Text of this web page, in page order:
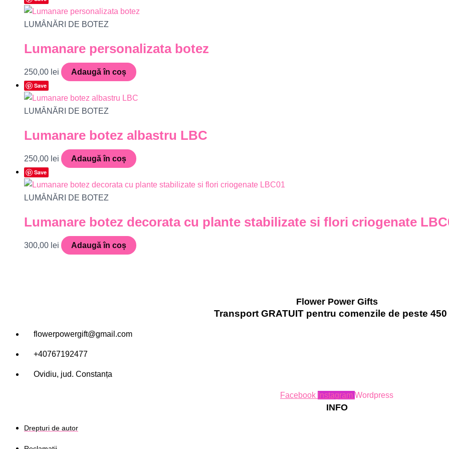
LUMÂNĂRI DE BOTEZ
Lumanare personalizata botez
250,00 lei Adaugă în coș
Save
LUMÂNĂRI DE BOTEZ
Lumanare botez albastru LBC
250,00 lei Adaugă în coș
Save
LUMÂNĂRI DE BOTEZ
Lumanare botez decorata cu plante stabilizate si flori criogenate
300,00 lei Adaugă în coș
Flower Power Gifts
Transport GRATUIT pentru comenzile de peste 450
flowerpowergift@gmail.com
+40767192477
Ovidiu, jud. Constanța
Facebook Instagram Wordpress
INFO
Drepturi de autor